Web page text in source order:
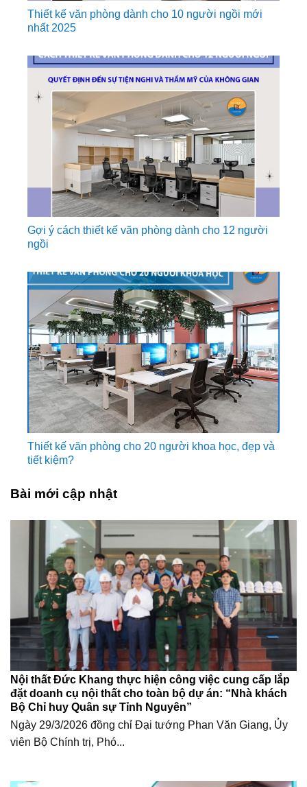
Thiết kế văn phòng dành cho 10 người ngồi mới
nhất 2025
Gợi ý cách thiết kế văn phòng dành cho 12 người
ngồi
Thiết kế văn phòng cho 20 người khoa học, đẹp và
tiết kiệm?
Bài mới cập nhật
Nội thất Đức Khang thực hiện công việc cung cấp lắp
đặt doanh cụ nội thất cho toàn bộ dự án: “Nhà khách
Bộ Chỉ huy Quân sự Tỉnh Nguyên”
Ngày 29/3/2026 đồng chỉ Đại tướng Phan Văn Giang, Ủy
viên Bộ Chính trị, Phó...